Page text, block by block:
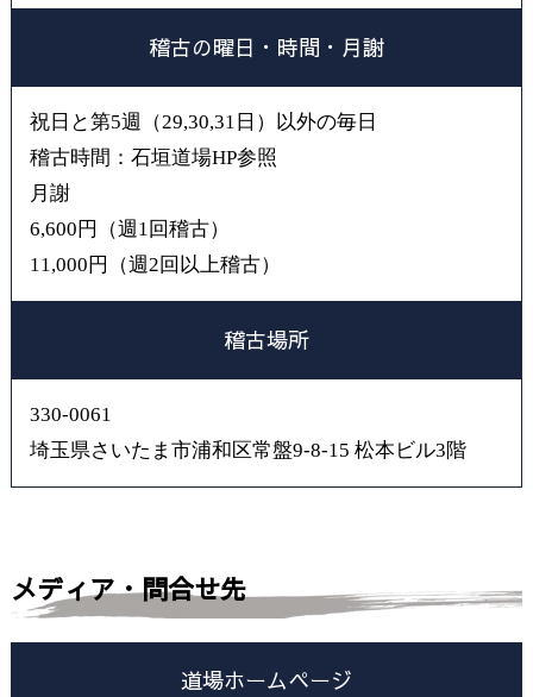
稽古の曜日・時間・月謝
祝日と第5週（29,30,31日）以外の毎日
稽古時間：石垣道場HP参照
月謝
6,600円（週1回稽古）
11,000円（週2回以上稽古）
稽古場所
330-0061
埼玉県さいたま市浦和区常盤9-8-15 松本ビル3階
メディア・問合せ先
道場ホームページ